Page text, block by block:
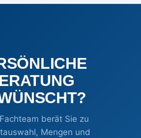
berät Sie zu
Mengen und